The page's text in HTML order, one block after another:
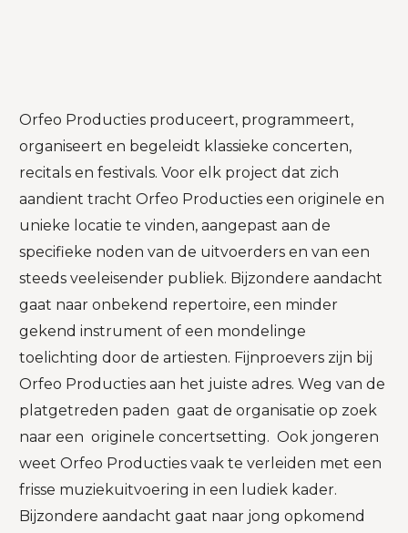
Orfeo Producties produceert, programmeert,
organiseert en begeleidt klassieke concerten,
recitals en festivals. Voor elk project dat zich
aandient tracht Orfeo Producties een originele en
unieke locatie te vinden, aangepast aan de
specifieke noden van de uitvoerders en van een
steeds veeleisender publiek. Bijzondere aandacht
gaat naar onbekend repertoire, een minder
gekend instrument of een mondelinge
toelichting door de artiesten. Fijnproevers zijn bij
Orfeo Producties aan het juiste adres. Weg van de
platgetreden paden gaat de organisatie op zoek
naar een originele concertsetting. Ook jongeren
weet Orfeo Producties vaak te verleiden met een
frisse muziekuitvoering in een ludiek kader.
Bijzondere aandacht gaat naar jong opkomend